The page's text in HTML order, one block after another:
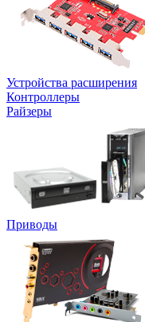
Устройства расширения
Контроллеры
Райзеры
Приводы